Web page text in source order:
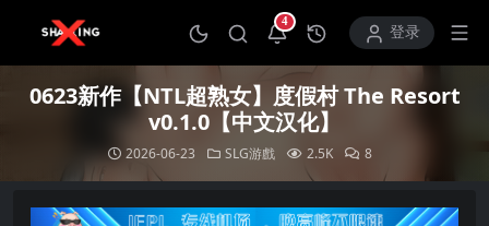
4
打开通知中心登录
0623新作【NTL超熟女】度假村 The Resort
v0.1.0【中文汉化】
2026-06-23 SLG游戲 2.5K 8